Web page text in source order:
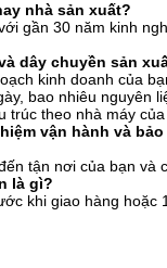
nhà sản xuất?
gần 30 năm kinh
dây chuyền sản
kinh doanh của
bao nhiêu nguyên
trúc theo nhà máy của
vận hành và
tận nơi của bạn
là gì?
khi giao hàng hoặc